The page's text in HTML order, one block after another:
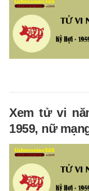
Xem tử vi
1959, nữ